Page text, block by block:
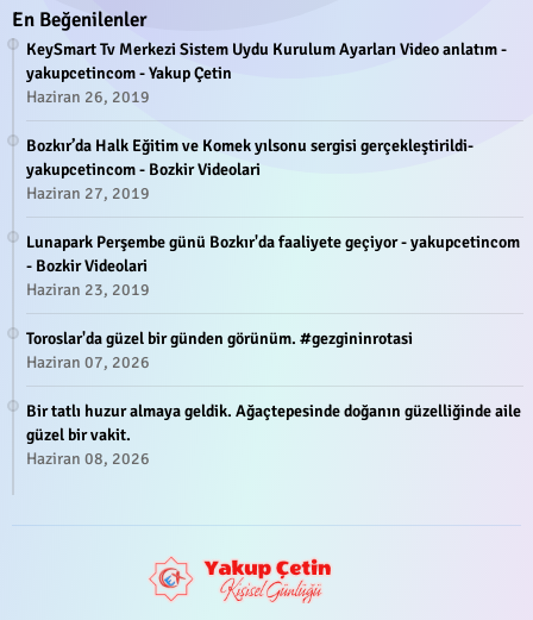
En Beğenilenler
KeySmart Tv Merkezi Sistem Uydu Kurulum Ayarları Video anlatım -
yakupcetincom - Yakup Çetin
Haziran 26, 2019
Bozkır’da Halk Eğitim ve Komek yılsonu sergisi gerçekleştirildi-
yakupcetincom - Bozkir Videolari
Haziran 27, 2019
Lunapark Perşembe günü Bozkır'da faaliyete geçiyor - yakupcetincom
- Bozkir Videolari
Haziran 23, 2019
Toroslar'da güzel bir günden görünüm. #gezgininrotasi
Haziran 07, 2026
Bir tatlı huzur almaya geldik. Ağaçtepesinde doğanın güzelliğinde aile
güzel bir vakit.
Haziran 08, 2026